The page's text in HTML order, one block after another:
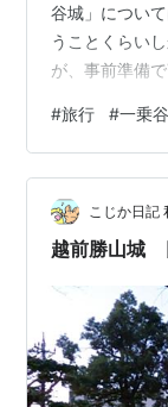
谷城」につい
うことくらい
が、事前準備
に大好きにな
倉氏が、５代
した場所です
城下町が築か
て焼き払われ
#旅行 #一乗
こじか日記
越前勝山城